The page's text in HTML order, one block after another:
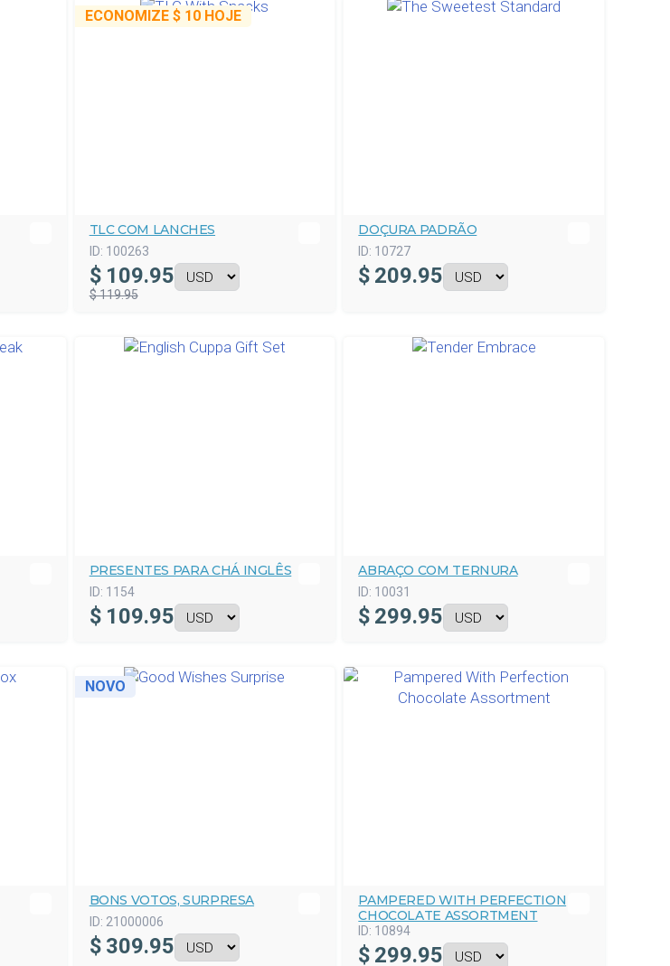
ECONOMIZE $ 10HOJE
TLC COM LANCHES
ID: 100263
$ 109.95
$ 119.95
DOÇURA PADRÃO
ID: 10727
$ 209.95
PRESENTES PARA CHÁ INGLÊS
ID: 1154
$ 109.95
ABRAÇO COM TERNURA
ID: 10031
$ 299.95
NOVO
BONS VOTOS, SURPRESA
ID: 21000006
$ 309.95
PAMPERED WITH PERFECTION
CHOCOLATE ASSORTMENT
ID: 10894
$ 299.95